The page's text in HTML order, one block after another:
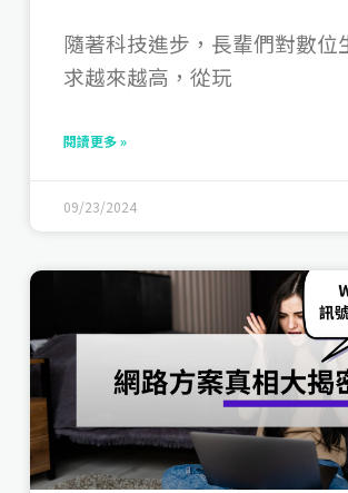
隨著科技進步，長輩們對數位
求越來越高，從玩
閱讀更多 »
09/23/2024